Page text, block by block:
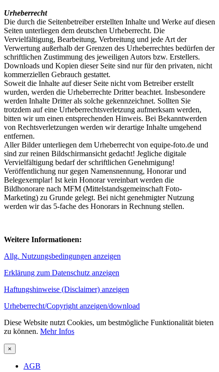
Urheberrecht
Die durch die Seitenbetreiber erstellten Inhalte und Werke auf diesen
Seiten unterliegen dem deutschen Urheberrecht. Die
Vervielfältigung, Bearbeitung, Verbreitung und jede Art der
Verwertung außerhalb der Grenzen des Urheberrechtes bedürfen der
schriftlichen Zustimmung des jeweiligen Autors bzw. Erstellers.
Downloads und Kopien dieser Seite sind nur für den privaten, nicht
kommerziellen Gebrauch gestattet.
Soweit die Inhalte auf dieser Seite nicht vom Betreiber erstellt
wurden, werden die Urheberrechte Dritter beachtet. Insbesondere
werden Inhalte Dritter als solche gekennzeichnet. Sollten Sie
trotzdem auf eine Urheberrechtsverletzung aufmerksam werden,
bitten wir um einen entsprechenden Hinweis. Bei Bekanntwerden
von Rechtsverletzungen werden wir derartige Inhalte umgehend
entfernen.
Aller Bilder unterliegen dem Urheberrecht von equipe-foto.de und
sind zur reinen Bildschirmansicht gedacht! Jegliche digitale
Vervielfältigung bedarf der schriftlichen Genehmigung!
Veröffentlichung nur gegen Namensnennung, Honorar und
Belegexemplar! Ist kein Honorar vereinbart werden die
Bildhonorare nach MFM (Mittelstandsgemeinschaft Foto-
Marketing) zu Grunde gelegt. Bei nicht genehmigter Nutzung
werden wir das 5-fache des Honorars in Rechnung stellen.
Weitere Informationen:
Allg. Nutzungsbedingungen anzeigen
Erklärung zum Datenschutz anzeigen
Haftungshinweise (Disclaimer) anzeigen
Urheberrecht/Copyright anzeigen/download
Diese Website nutzt Cookies, um bestmögliche Funktionalität bieten
zu können. Mehr Infos
×
AGB